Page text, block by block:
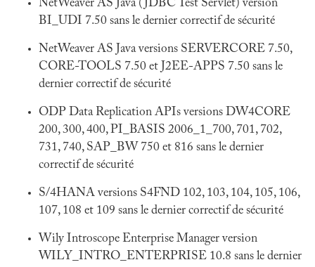
NetWeaver AS Java (JDBC Test Servlet) version
BI_UDI 7.50 sans le dernier correctif de sécurité
NetWeaver AS Java versions SERVERCORE 7.50,
CORE-TOOLS 7.50 et J2EE-APPS 7.50 sans le
dernier correctif de sécurité
ODP Data Replication APIs versions DW4CORE
200, 300, 400, PI_BASIS 2006_1_700, 701, 702,
731, 740, SAP_BW 750 et 816 sans le dernier
correctif de sécurité
S/4HANA versions S4FND 102, 103, 104, 105, 106,
107, 108 et 109 sans le dernier correctif de sécurité
Wily Introscope Enterprise Manager version
WILY_INTRO_ENTERPRISE 10.8 sans le dernier